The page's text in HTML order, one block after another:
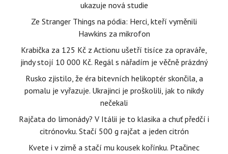
ukazuje nová studie
Ze Stranger Things na pódia: Herci, kteří vyměnili
Hawkins za mikrofon
Krabička za 125 Kč z Actionu ušetří tisíce za opraváře,
jindy stojí 10 000 Kč. Regál s nářadím je věčně prázdný
Rusko zjistilo, že éra bitevních helikoptér skončila, a
pomalu je vyřazuje. Ukrajinci je proškolili, jak to nikdy
nečekali
Rajčata do limonády? V Itálii je to klasika a chuť předčí i
citrónovku. Stačí 500 g rajčat a jeden citrón
Kvete i v zimě a stačí mu kousek kořínku. Ptačinec